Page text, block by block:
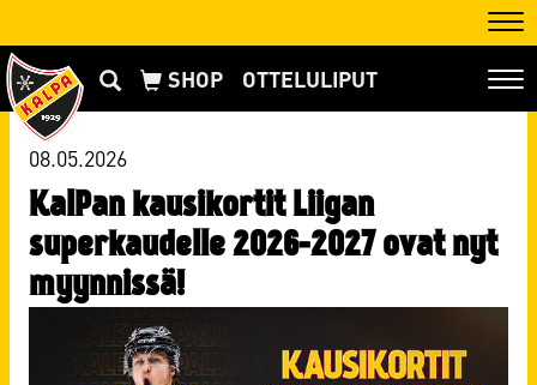
OTTELULIPUT
08.05.2026
KalPan kausikortit Liigan
superkaudelle 2026-2027 ovat nyt
myynnissä!